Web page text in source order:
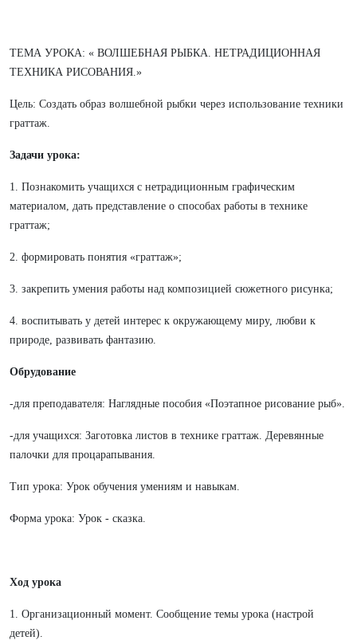
ТЕМА УРОКА: « ВОЛШЕБНАЯ РЫБКА. НЕТРАДИЦИОННАЯ
ТЕХНИКА РИСОВАНИЯ.»
Цель: Создать образ волшебной рыбки через использование техники
граттаж.
Задачи урока:
1. Познакомить учащихся с нетрадиционным графическим
материалом, дать представление о способах работы в технике
граттаж;
2. формировать понятия «граттаж»;
3. закрепить умения работы над композицией сюжетного рисунка;
4. воспитывать у детей интерес к окружающему миру, любви к
природе, развивать фантазию.
Обрудование
-для преподавателя: Наглядные пособия «Поэтапное рисование рыб».
-для учащихся: Заготовка листов в технике граттаж. Деревянные
палочки для процарапывания.
Тип урока: Урок обучения умениям и навыкам.
Форма урока: Урок - сказка.
Ход урока
1. Организационный момент. Сообщение темы урока (настрой
детей).